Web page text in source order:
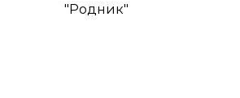
"Родник"